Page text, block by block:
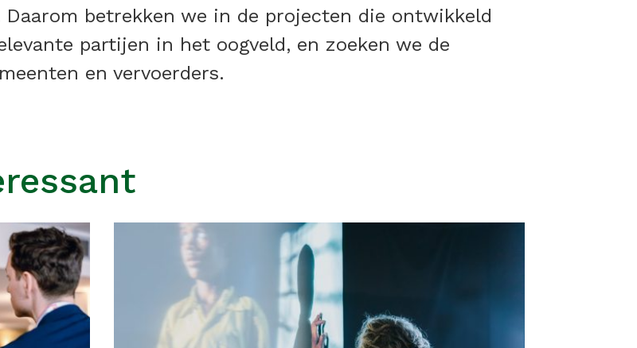
betrekken we in de projecten die ontwikkeld
partijen in het oogveld, en zoeken we de
en vervoerders.